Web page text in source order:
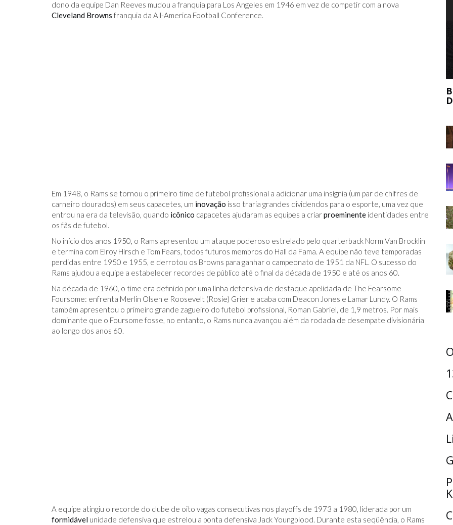
dono da equipe Dan Reeves mudou a franquia para Los Angeles em 1946 em vez de competir com a nova
Cleveland Browns franquia da All-America Football Conference.
Em 1948, o Rams se tornou o primeiro time de futebol profissional a adicionar uma insígnia (um par de chifres de
carneiro dourados) em seus capacetes, um inovação isso traria grandes dividendos para o esporte, uma vez que
entrou na era da televisão, quando icônico capacetes ajudaram as equipes a criarproeminente identidades entre
os fãs de futebol.
No início dos anos 1950, o Rams apresentou um ataque poderoso estrelado pelo quarterback Norm Van Brocklin
e termina com Elroy Hirsch e Tom Fears, todos futuros membros do Hall da Fama. A equipe não teve temporadas
perdidas entre 1950 e 1955, e derrotou os Browns para ganhar o campeonato de 1951 da NFL. O sucesso do
Rams ajudou a equipe a estabelecer recordes de público até o final da década de 1950 e até os anos 60.
Na década de 1960, o time era definido por uma linha defensiva de destaque apelidada de The Fearsome
Foursome: enfrenta Merlin Olsen e Roosevelt (Rosie) Grier e acaba com Deacon Jones e Lamar Lundy. O Rams
também apresentou o primeiro grande zagueiro do futebol profissional, Roman Gabriel, de 1,9 metros. Por mais
dominante que o Foursome fosse, no entanto, o Rams nunca avançou além da rodada de desempate divisionária
ao longo dos anos 60.
A equipe atingiu o recorde do clube de oito vagas consecutivas nos playoffs de 1973 a 1980, liderada por um
formidável unidade defensiva que estrelou a ponta defensiva Jack Youngblood. Durante esta seqüência, o Rams
NO FACEBOOK
- PARA
O TRUQUE ANTICÂNCER DOS
ELEFANTES É DESCOBERTO